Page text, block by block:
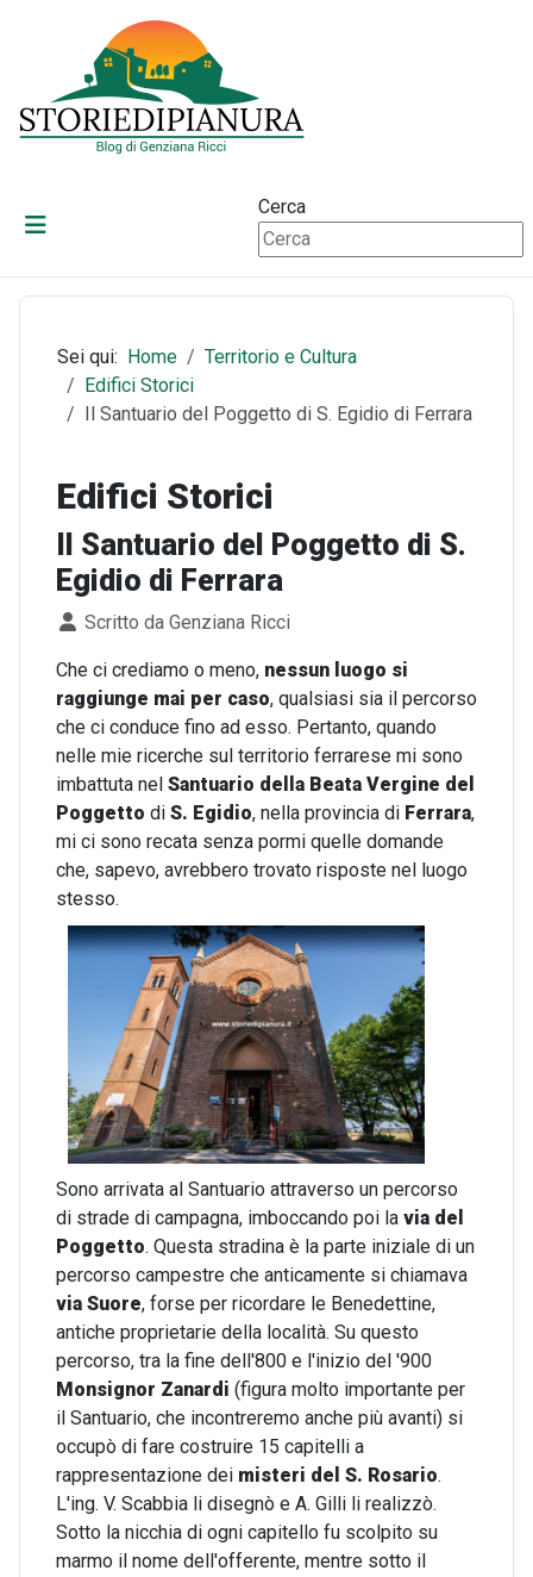
Cerca
Sei qui: Home
Territorio e Cultura
Edifici Storici
Il Santuario del Poggetto di S. Egidio di Ferrara
Edifici Storici
Il Santuario del Poggetto di S.
Egidio di Ferrara
Dettagli
Scritto da Genziana Ricci
Che ci crediamo o meno, nessun luogo si
raggiunge mai per caso, qualsiasi sia il percorso
che ci conduce fino ad esso. Pertanto, quando
nelle mie ricerche sul territorio ferrarese mi sono
imbattuta nel Santuario della Beata Vergine del
Poggetto di S. Egidio, nella provincia di Ferrara,
mi ci sono recata senza pormi quelle domande
che, sapevo, avrebbero trovato risposte nel luogo
stesso.
Sono arrivata al Santuario attraverso un percorso
di strade di campagna, imboccando poi la via del
Poggetto. Questa stradina è la parte iniziale di un
percorso campestre che anticamente si chiamava
via Suore, forse per ricordare le Benedettine,
antiche proprietarie della località. Su questo
percorso, tra la fine dell'800 e l'inizio del '900
Monsignor Zanardi (figura molto importante per
il Santuario, che incontreremo anche più avanti) si
occupò di fare costruire 15 capitelli a
rappresentazione dei misteri del S. Rosario.
L'ing. V. Scabbia li disegnò e A. Gilli li realizzò.
Sotto la nicchia di ogni capitello fu scolpito su
marmo il nome dell'offerente, mentre sotto il